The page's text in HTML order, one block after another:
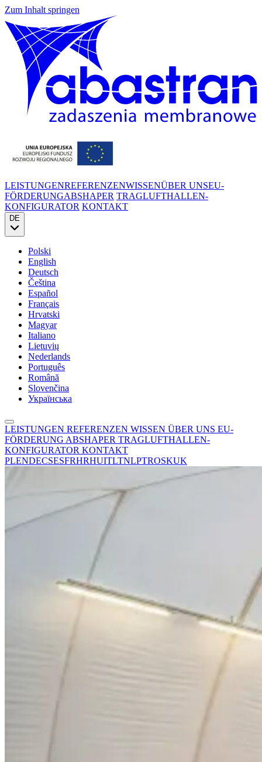
Zum Inhalt springen
LEISTUNGENREFERENZENWISSENÜBER UNSEU-
FÖRDERUNGABSHAPER TRAGLUFTHALLEN-
KONFIGURATOR KONTAKT
DE
Polski
English
Deutsch
Čeština
Español
Français
Hrvatski
Magyar
Italiano
Lietuvių
Nederlands
Português
Română
Slovenčina
Українська
LEISTUNGEN REFERENZEN WISSEN ÜBER UNS EU-
FÖRDERUNG ABSHAPER TRAGLUFTHALLEN-
KONFIGURATOR KONTAKT
PLENDECSESFRHRHUITLTNLPTROSKUK